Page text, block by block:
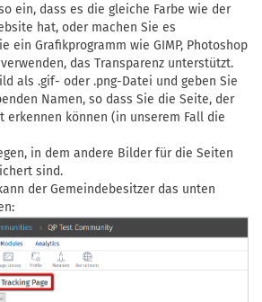
ein, dass es die gleiche Farbe wie der
hat, oder machen Sie es
ein Grafikprogramm wie GIMP, Photoshop
das Transparenz unterstützt.
als .gif- oder .png-Datei und geben Sie
Namen, so dass Sie die Seite, der
erkennen können (in unserem Fall die
in dem andere Bilder für die Seiten
sind.
der Gemeindebesitzer das unten